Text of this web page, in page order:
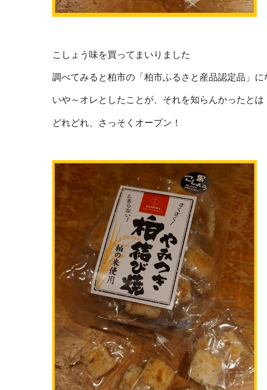
こしょう味を買ってまいりました
調べてみると柏市の「柏市ふるさと産品認定品」に
いや～オレとしたことが、それを知らんかったとは
どれどれ、さっそくオープン！